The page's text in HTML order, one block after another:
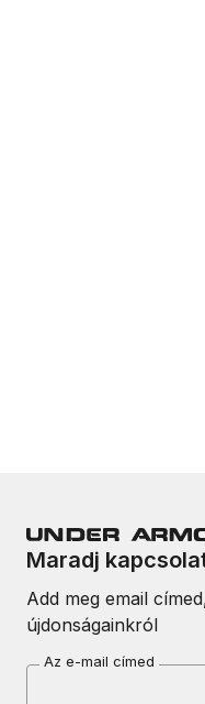
Maradj
Add meg email
újdonságainkról
Az e-mail címed